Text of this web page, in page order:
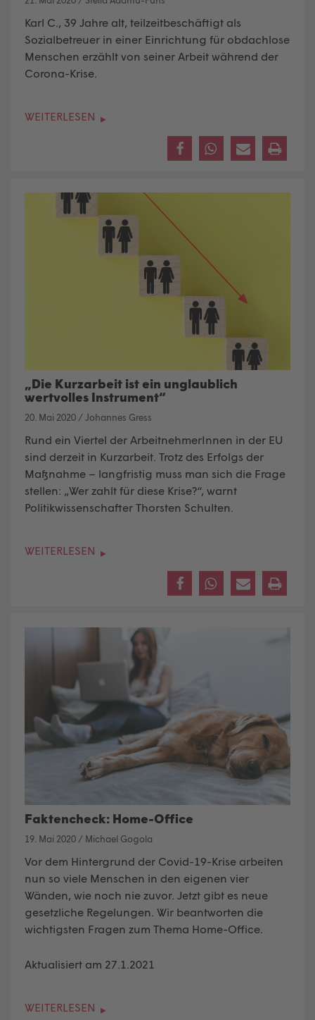
Karl C., 39 Jahre alt, teilzeitbeschäftigt als
Sozialbetreuer in einer Einrichtung für obdachlose
Menschen erzählt von seiner Arbeit während der
Corona-Krise.
WEITERLESEN
„Die Kurzarbeit ist ein unglaublich
wertvolles Instrument“
20. Mai 2020 /Johannes Gress
Rund ein Viertel der ArbeitnehmerInnen in der EU
sind derzeit in Kurzarbeit. Trotz des Erfolgs der
Maßnahme – langfristig muss man sich die Frage
stellen: „Wer zahlt für diese Krise?“, warnt
Politikwissenschafter Thorsten Schulten.
WEITERLESEN
Faktencheck: Home-Office
19. Mai 2020 / Michael Gogola
Vor dem Hintergrund der Covid-19-Krise arbeiten
nun so viele Menschen in den eigenen vier
Wänden, wie noch nie zuvor. Jetzt gibt es neue
gesetzliche Regelungen. Wir beantworten die
wichtigsten Fragen zum Thema Home-Office
Aktualisiert am 27.1.2021
WEITERLESEN